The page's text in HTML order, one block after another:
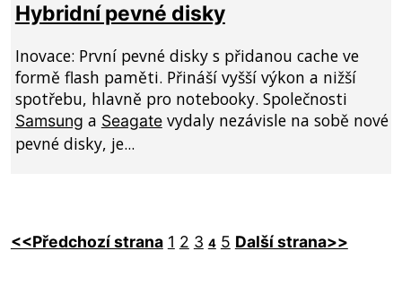
Hybridní pevné disky
Inovace: První pevné disky s přidanou cache ve
formě flash paměti. Přináší vyšší výkon a nižší
spotřebu, hlavně pro notebooky. Společnosti
Samsung a Seagatevydaly nezávisle na sobě nové
pevné disky, je...
<<Předchozí strana 1 2 3 4 5 Další strana>>